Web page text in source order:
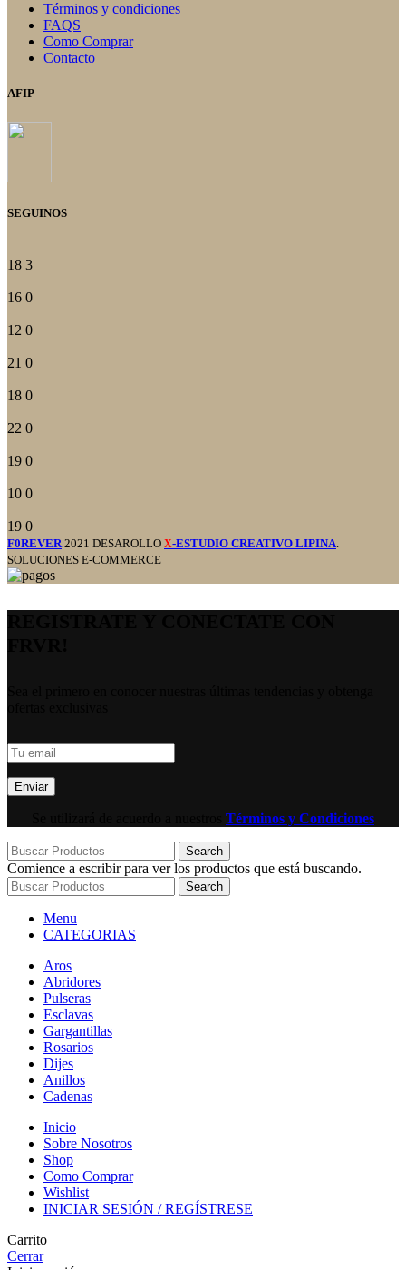
Términos y condiciones
FAQS
Como Comprar
Contacto
AFIP
SEGUINOS
18 3
16 0
12 0
21 0
18 0
22 0
19 0
10 0
19 0
F0REVER 2021 DESAROLLO X-ESTUDIO CREATIVO LIPINA
SOLUCIONES E-COMMERCE
Términos y Condiciones
Search
Comience a escribir para ver los productos que está buscando.
Search
Menu
CATEGORIAS
Aros
Abridores
Pulseras
Esclavas
Gargantillas
Rosarios
Dijes
Anillos
Cadenas
Inicio
Sobre Nosotros
Shop
Como Comprar
Wishlist
INICIAR SESIÓN / REGÍSTRESE
Carrito
Cerrar